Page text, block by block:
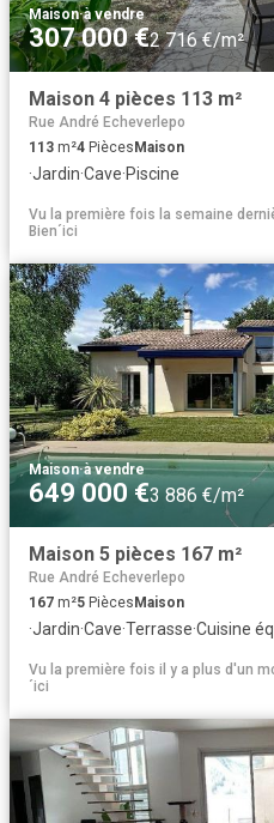
Maison·à vendre
307 000 €2 716 €/m²
Maison 4 pièces 113 m²
Rue André Echeverlepo
113 m²4 Pièces Maison
·Jardin·Cave·Piscine
Vu la première fois la semaine
Bien´ici
Maison·à vendre
649 000 €3 886 €/m²
Maison 5 pièces 167 m²
Rue André Echeverlepo
167 m²5 PiècesMaison
·Jardin·Cave·Terrasse·Cuisine
Vu la première fois il y a plus d'un
´ici